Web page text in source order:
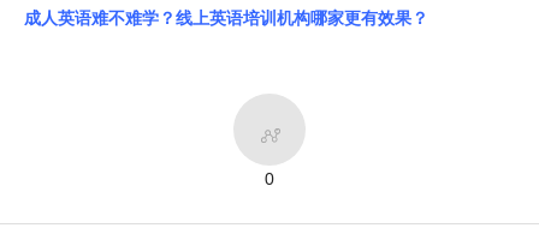
成人英语难不难学？线上英语培训机构哪家更有效果？

0